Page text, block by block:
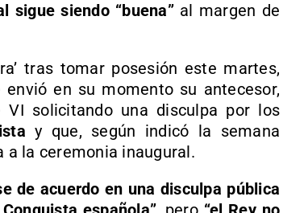
sigue siendo “buena”al margen de
tras tomar posesión este martes,
en su momento su antecesor,
VI solicitando una disculpa por los
y que, según indicó la semana
a la ceremonia inaugural.
de acuerdo en una disculpa pública